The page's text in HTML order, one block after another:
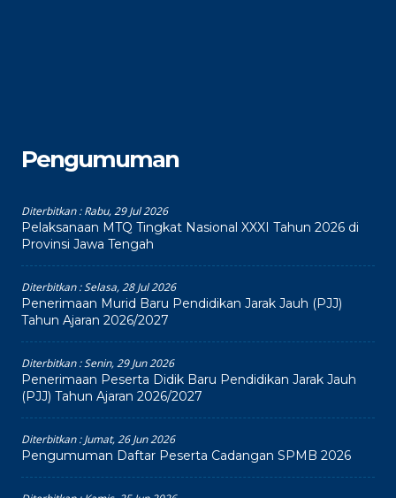
Pengumuman
Diterbitkan :Rabu, 29 Jul 2026
Pelaksanaan MTQ Tingkat Nasional XXXI Tahun 2026 di
Provinsi Jawa Tengah
Diterbitkan :Selasa, 28 Jul 2026
Penerimaan Murid Baru Pendidikan Jarak Jauh (PJJ)
Tahun Ajaran 2026/2027
Diterbitkan :Senin, 29 Jun 2026
Penerimaan Peserta Didik Baru Pendidikan Jarak Jauh
(PJJ) Tahun Ajaran 2026/2027
Diterbitkan :Jumat, 26 Jun 2026
Pengumuman Daftar Peserta Cadangan SPMB 2026